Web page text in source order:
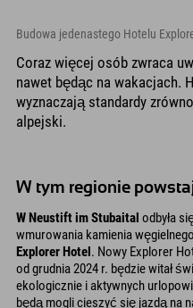
Budowa jedenastego Hotelu
Coraz więcej osób zwraca
nawet będąc na wakacjach.
wyznaczają standardy
alpejski.
W tym regionie
W Neustift im Stubaital odbyła
wmurowania kamienia
Explorer Hotel. Nowy Explorer
od grudnia 2024 r. będzie witał
ekologicznie i aktywnych
będą mogli cieszyć się jazdą na